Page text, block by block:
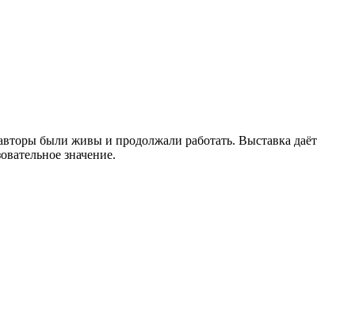
были живы и продолжали работать. Выставка даёт
значение.